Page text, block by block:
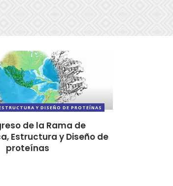
Y DISEÑO DE PROTEÍNAS
de la Rama de
Estructura y Diseño de
proteínas